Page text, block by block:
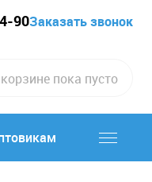
90Заказать звонок
пока пусто